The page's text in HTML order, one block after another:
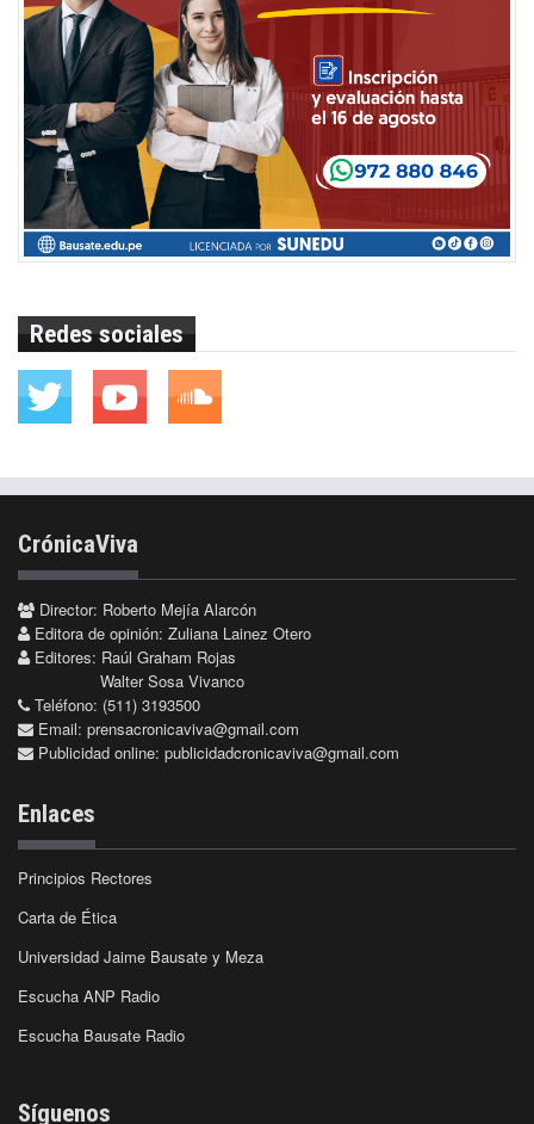
Redes sociales
CrónicaViva
Director: Roberto Mejía Alarcón
Editora de opinión: Zuliana Lainez Otero
Editores: Raúl Graham Rojas
Walter Sosa Vivanco
Teléfono: (511) 3193500
Email: prensacronicaviva@gmail.com
Publicidad online: publicidadcronicaviva@gmail.com
Enlaces
Principios Rectores
Carta de Ética
Universidad Jaime Bausate y Meza
Escucha ANP Radio
Escucha Bausate Radio
Síguenos